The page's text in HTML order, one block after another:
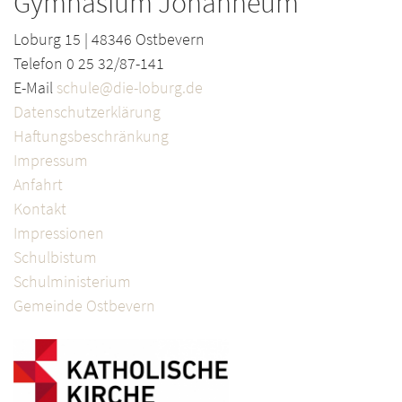
Loburg 15 | 48346 Ostbevern
Telefon 0 25 32/87-141
E-Mail schule@die-loburg.de
Datenschutzerklärung
Haftungsbeschränkung
Impressum
Anfahrt
Kontakt
Impressionen
Schulbistum
Schulministerium
Gemeinde Ostbevern